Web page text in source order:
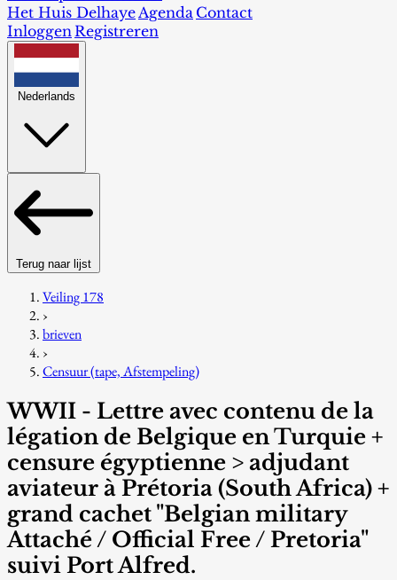
Het Huis DelhayeAgenda Contact
InloggenRegistreren
Nederlands
Terug naar lijst
Veiling 178
›
brieven
›
Censuur (tape, Afstempeling)
WWII - Lettre avec contenu de la
légation de Belgique en Turquie +
censure égyptienne > adjudant
aviateur à Prétoria (South Africa) +
grand cachet "Belgian military
Attaché / Official Free / Pretoria"
suivi Port Alfred.